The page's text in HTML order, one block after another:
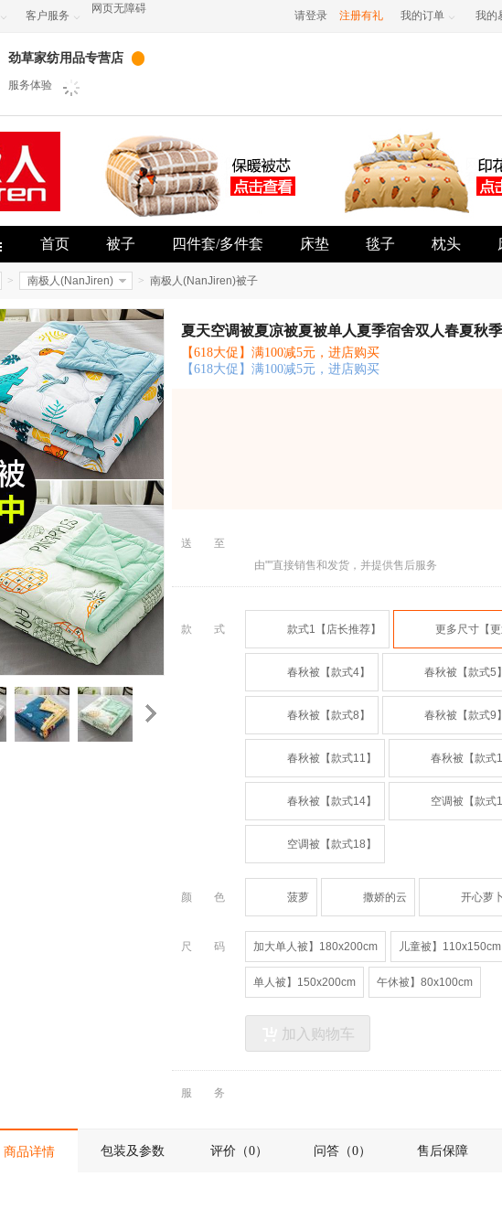
 客户服务 
网页无障碍
请登录 注册有礼 我的订单  我的
劲草家纺用品专营店
服务体验
首页 被子 四件套/多件套 床垫 毯子 枕头
地毯/地垫
> 南极人(NanJiren) > 南极人(NanJiren)被子
夏天空调被夏凉被夏被单人夏季宿舍双人春夏秋
【618大促】满100减5元，进店购买
【618大促】满100减5元，进店购买
送至
由""直接销售和发货，并提供售后服务
款式 款式1【店长推荐】 更多尺寸【更
春秋被【款式4】 春秋被【款式5】
春秋被【款式8】 春秋被【款式9】
春秋被【款式11】 春秋被【款式
春秋被【款式14】 空调被【款式
空调被【款式18】
颜色 菠萝 撒娇的云 开心萝卜
尺码 加大单人被】180x200cm 儿童被】110x150cm
单人被】150x200cm 午休被】80x100cm
加入购物车
服务
商品详情 包装及参数 评价（0） 问答（0） 售后保障